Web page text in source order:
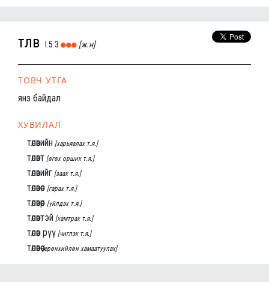
төлөв I.5.3 [ж.н]
ТОВЧ УТГА
янз байдал
ХУВИЛАЛ
төлөвийн [харьяалах т.я.]
төлөвт [өгөх орших т.я.]
төлөвийг [заах т.я.]
төлөвөөс [гарах т.я.]
төлөвөөр [үйлдэх т.я.]
төлөвтэй [хамтрах т.я.]
төлөв рүү [чиглэх т.я.]
төлөвөө [ерөнхийлөн хамаатуулах]